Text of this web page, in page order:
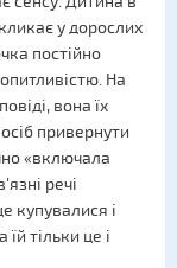
у дорослих
постійно
На
вона їх
привернути
«включала
речі
купувалися і
тільки це і